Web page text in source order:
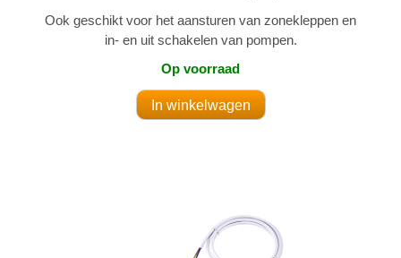
Ook geschikt voor het aansturen van zonekleppen en
in- en uit schakelen van pompen.
Op voorraad